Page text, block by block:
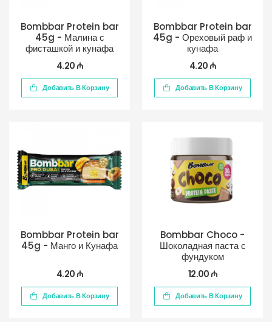
Bombbar Protein bar
45g - Малина с
фисташкой и кунафа
4.20 ₼
Добавить В Корзину
Bombbar Protein bar
45g - Ореховый раф и
кунафа
4.20 ₼
Добавить В Корзину
Bombbar Protein bar
45g - Манго и Кунафа
4.20 ₼
Добавить В Корзину
Bombbar Choco -
Шоколадная паста с
фундуком
12.00 ₼
Добавить В Корзину